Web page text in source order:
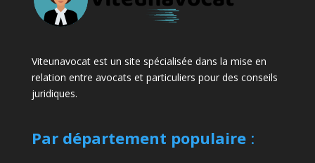
Viteunavocat est un site spécialisée dans la mise en
relation entre avocats et particuliers pour des conseils
juridiques.
Par département populaire: